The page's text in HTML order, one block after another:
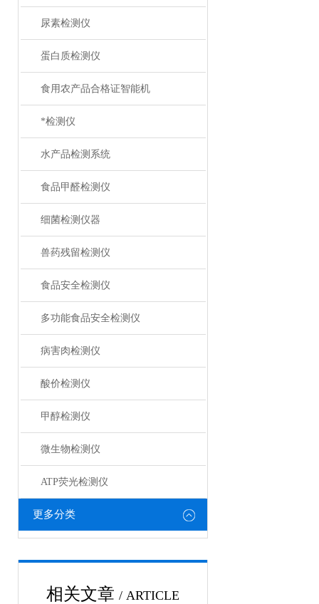
尿素检测仪
蛋白质检测仪
食用农产品合格证智能机
*检测仪
水产品检测系统
食品甲醛检测仪
细菌检测仪器
兽药残留检测仪
食品安全检测仪
多功能食品安全检测仪
病害肉检测仪
酸价检测仪
甲醇检测仪
微生物检测仪
ATP荧光检测仪
更多分类
相关文章 / ARTICLE